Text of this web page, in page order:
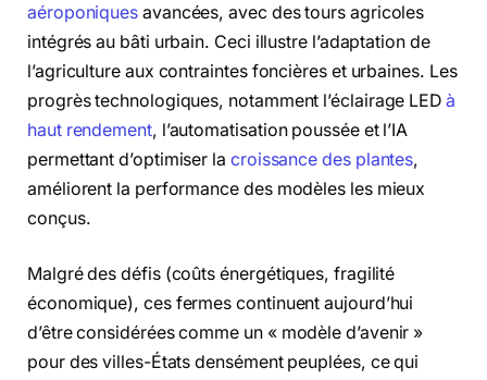
aéroponiques avancées, avec des tours agricoles
intégrés au bâti urbain. Ceci illustre l’adaptation de
l’agriculture aux contraintes foncières et urbaines. Les
progrès technologiques, notamment l’éclairage LEDà
haut rendement, l’automatisation poussée et l’IA
permettant d’optimiser la croissance des plantes,
améliorent la performance des modèles les mieux
conçus.
Malgré des défis (coûts énergétiques, fragilité
économique), ces fermes continuent aujourd’hui
d’être considérées comme un « modèle d’avenir »
pour des villes-États densément peuplées, ce qui